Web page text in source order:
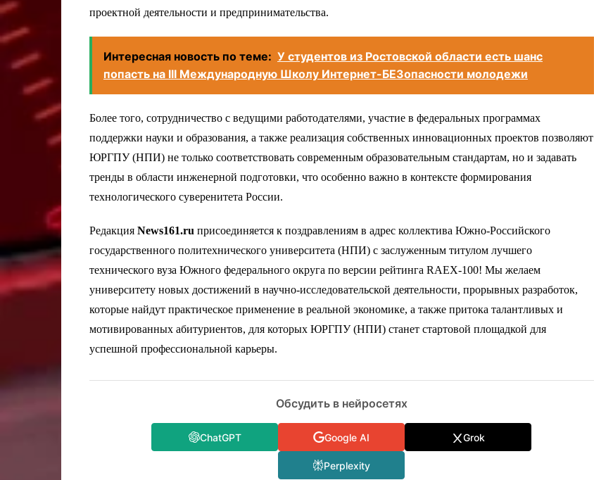
проектной деятельности и предпринимательства.
Интересная новость по теме: У студентов из Ростовской области есть шанс
попасть на III Международную Школу Интернет-БЕЗопасности молодежи
Более того, сотрудничество с ведущими работодателями, участие в федеральных программах
поддержки науки и образования, а также реализация собственных инновационных проектов позволяют
ЮРГПУ (НПИ) не только соответствовать современным образовательным стандартам, но и задавать
тренды в области инженерной подготовки, что особенно важно в контексте формирования
технологического суверенитета России.
Редакция News161.ru присоединяется к поздравлениям в адрес коллектива Южно-Российского
государственного политехнического университета (НПИ) с заслуженным титулом лучшего
технического вуза Южного федерального округа по версии рейтинга RAEX-100! Мы желаем
университету новых достижений в научно-исследовательской деятельности, прорывных разработок,
которые найдут практическое применение в реальной экономике, а также притока талантливых и
мотивированных абитуриентов, для которых ЮРГПУ (НПИ) станет стартовой площадкой для
успешной профессиональной карьеры.
Обсудить в нейросетях
ChatGPT Google AI Grok
Perplexity